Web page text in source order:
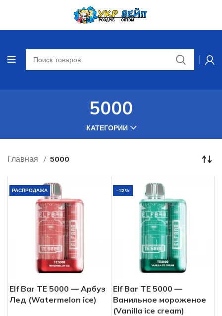
5000
КАТЕГОРИИ
Главная 5000
РАСПРОДАЖА
Elf Bar ТЕ 5000 — Арбуз
Лед (Watermelon ice)
-12%
Elf Bar ТЕ 5000 —
Ванильное мороженое
(Vanilla ice cream)